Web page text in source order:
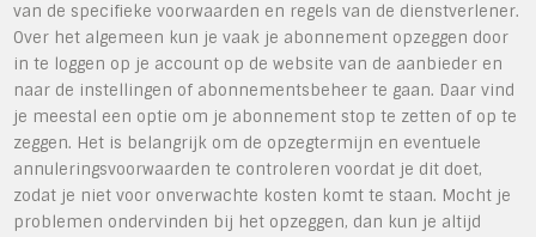
van de specifieke voorwaarden en regels van de dienstverlener.
Over het algemeen kun je vaak je abonnement opzeggen door
in te loggen op je account op de website van de aanbieder en
naar de instellingen of abonnementsbeheer te gaan. Daar vind
je meestal een optie om je abonnement stop te zetten of op te
zeggen. Het is belangrijk om de opzegtermijn en eventuele
annuleringsvoorwaarden te controleren voordat je dit doet,
zodat je niet voor onverwachte kosten komt te staan. Mocht je
problemen ondervinden bij het opzeggen, dan kun je altijd